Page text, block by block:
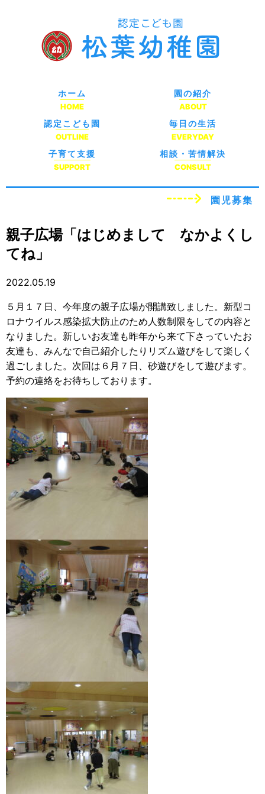
ホーム
HOME
園の紹介
ABOUT
認定こども園
OUTLINE
毎日の生活
EVERYDAY
子育て支援
SUPPORT
相談・苦情解決
CONSULT
園児募集
親子広場「はじめまして なかよくし
てね」
2022.05.19
５月１７日、今年度の親子広場が開講致しました。新型コ
ロナウイルス感染拡大防止のため人数制限をしての内容と
なりました。新しいお友達も昨年から来て下さっていたお
友達も、みんなで自己紹介したりリズム遊びをして楽しく
過ごしました。次回は６月７日、砂遊びをして遊びます。
予約の連絡をお待ちしております。